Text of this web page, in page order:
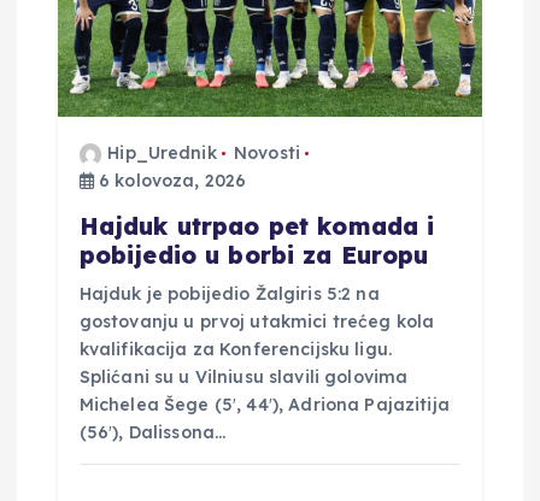
o
b
Hip_Urednik
Novosti
6 kolovoza, 2026
Hajduk utrpao pet komada i
pobijedio u borbi za Europu
Hajduk je pobijedio Žalgiris 5:2 na
gostovanju u prvoj utakmici trećeg kola
kvalifikacija za Konferencijsku ligu.
Splićani su u Vilniusu slavili golovima
Michelea Šege (5′, 44′), Adriona Pajazitija
(56′), Dalissona…